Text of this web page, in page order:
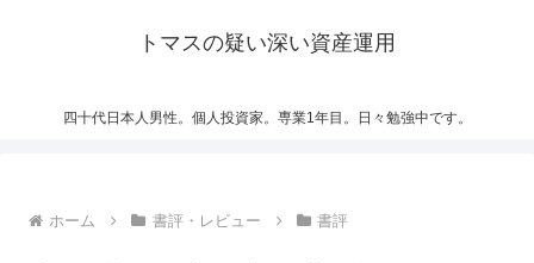
トマスの疑い深い資産運用
四十代日本人男性。個人投資家。専業1年目。日々勉強中です。
ホーム 書評・レビュー 書評